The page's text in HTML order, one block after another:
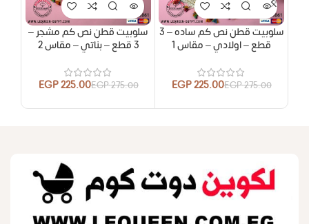
سلوبيت قطن نص كم ساده – 3
قطع – اولادي – مقاس 1
275.00
EGP
225.00
EGP
سلوبيت قطن نص كم مشجر –
3 قطع – بناتي – مقاس 2
275.00
EGP
225.00
EGP